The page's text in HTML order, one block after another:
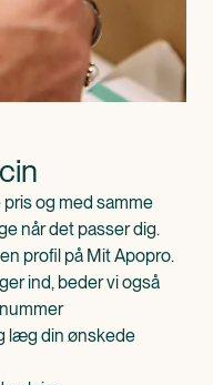
og med samme
når det passer dig.
profil på Mit Apopro.
ind, beder vi også
læg din ønskede